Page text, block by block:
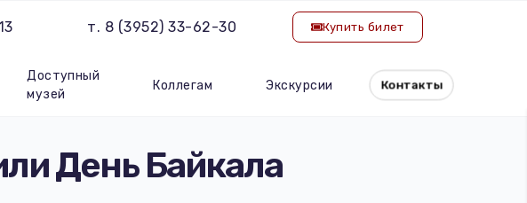
т. 8 (3952) 33-62-30 Купить билет
Доступный
музей
Коллегам Экскурсии Контакты
День Байкала